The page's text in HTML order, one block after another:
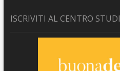
ISCRIVITI AL CENTRO STUDI